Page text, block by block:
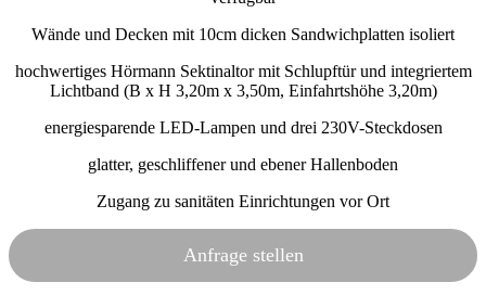
Wände und Decken mit 10cm dicken Sandwichplatten isoliert
hochwertiges Hörmann Sektinaltor mit Schlupftür und integriertem
Lichtband (B x H 3,20m x 3,50m, Einfahrtshöhe 3,20m)
energiesparende LED-Lampen und drei 230V-Steckdosen
glatter, geschliffener und ebener Hallenboden
Zugang zu sanitäten Einrichtungen vor Ort
Anfrage stellen